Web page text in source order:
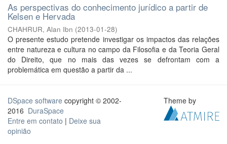
As perspectivas do conhecimento jurídico a partir de
Kelsen e Hervada
CHAHRUR, Alan Ibn (2013-01-28)
O presente estudo pretende investigar os impactos das relações
entre natureza e cultura no campo da Filosofia e da Teoria Geral
do Direito, que no mais das vezes se defrontam com a
problemática em questão a partir da ...
DSpace software copyright © 2002-
2016 DuraSpace
Entre em contato | Deixe sua
opinião
Theme by